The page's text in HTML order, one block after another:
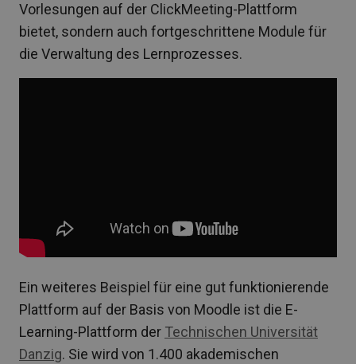
Vorlesungen auf der ClickMeeting-Plattform
bietet, sondern auch fortgeschrittene Module für
die Verwaltung des Lernprozesses.
Ein weiteres Beispiel für eine gut funktionierende
Plattform auf der Basis von Moodle ist die E-
Learning-Plattform der Technischen Universität
Danzig. Sie wird von 1.400 akademischen